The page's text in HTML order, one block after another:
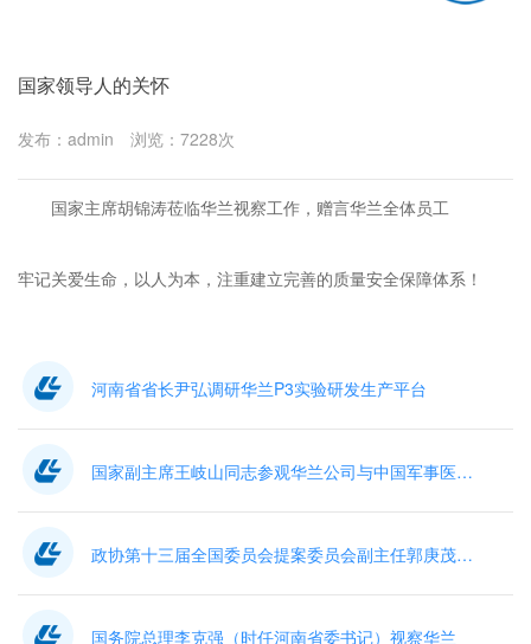
国家领导人的关怀
发布：admin 浏览：7228次
国家主席胡锦涛莅临华兰视察工作，赠言华兰全体员工
牢记关爱生命，以人为本，注重建立完善的质量安全保障体系！
河南省省长尹弘调研华兰P3实验研发生产平台
国家副主席王岐山同志参观华兰公司与中国军事医学院共同成立的联合实验室
政协第十三届全国委员会提案委员会副主任郭庚茂（时任河南省省委书记）一行视察华兰
国务院总理李克强（时任河南省委书记）视察华兰